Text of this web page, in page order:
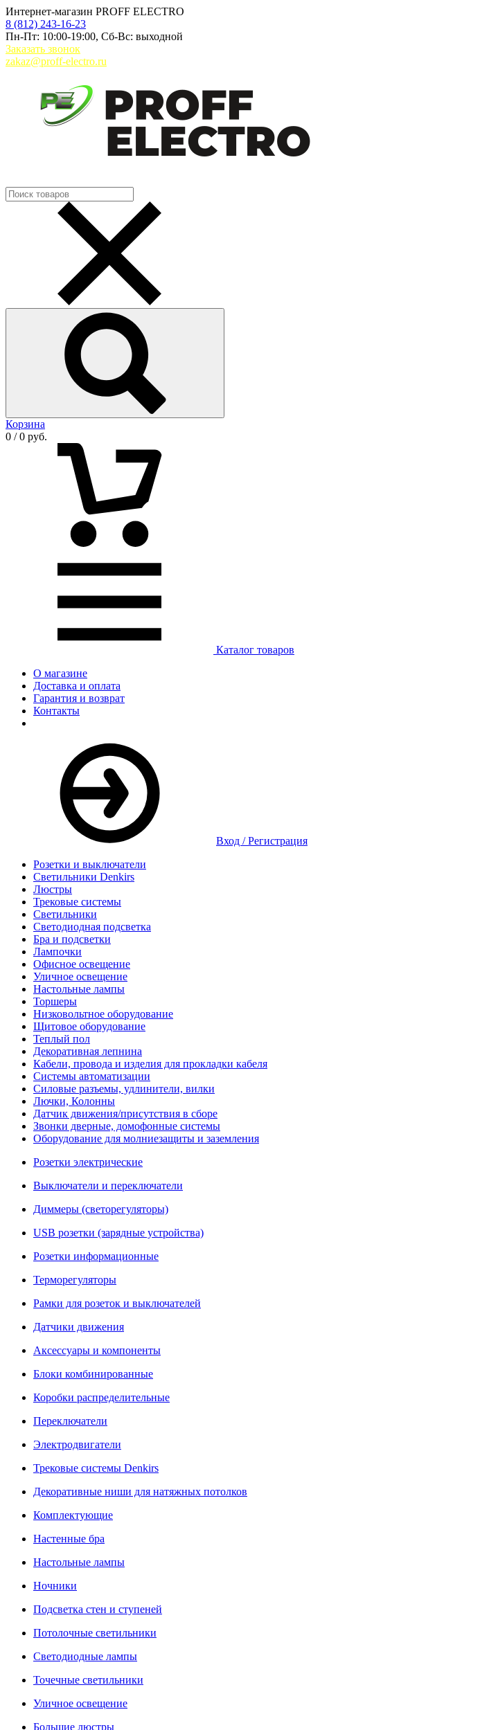
Интернет-магазин PROFF ELECTRO
8 (812) 243-16-23
Пн-Пт: 10:00-19:00, Сб-Вс: выходной
Заказать звонок
zakaz@proff-electro.ru
Корзина
0 / 0 руб.
Каталог товаров
О магазине
Доставка и оплата
Гарантия и возврат
Контакты
Вход / Регистрация
Розетки и выключатели
Светильники Denkirs
Люстры
Трековые системы
Светильники
Светодиодная подсветка
Бра и подсветки
Лампочки
Офисное освещение
Уличное освещение
Настольные лампы
Торшеры
Низковольтное оборудование
Щитовое оборудование
Теплый пол
Декоративная лепнина
Кабели, провода и изделия для прокладки кабеля
Системы автоматизации
Силовые разъемы, удлинители, вилки
Лючки, Колонны
Датчик движения/присутствия в сборе
Звонки дверные, домофонные системы
Оборудование для молниезащиты и заземления
Розетки электрические
Выключатели и переключатели
Диммеры (светорегуляторы)
USB розетки (зарядные устройства)
Розетки информационные
Терморегуляторы
Рамки для розеток и выключателей
Датчики движения
Аксессуары и компоненты
Блоки комбинированные
Коробки распределительные
Переключатели
Электродвигатели
Трековые системы Denkirs
Декоративные ниши для натяжных потолков
Комплектующие
Настенные бра
Настольные лампы
Ночники
Подсветка стен и ступеней
Потолочные светильники
Светодиодные лампы
Точечные светильники
Уличное освещение
Большие люстры